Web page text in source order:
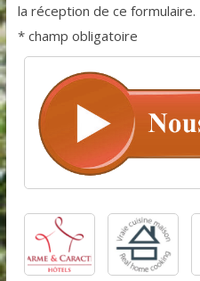
la réception de ce formulaire.
* champ obligatoire